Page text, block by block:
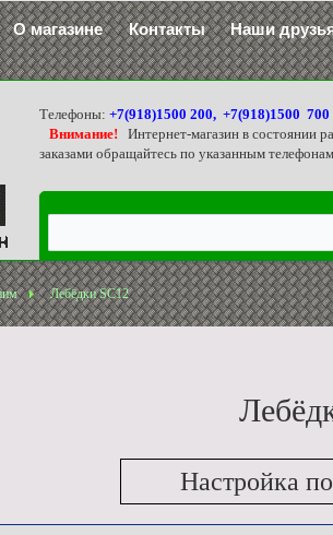
О магазине Контакты
Наши
Телефоны:+7(918)1500 200, +7(918)1500 700
Внимание!
Интернет-магазин в состоянии
заказами обращайтесь по указанным
Лебёдки SC12
Настройка